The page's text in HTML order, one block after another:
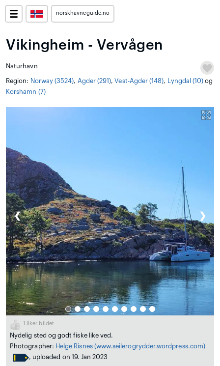
norskhavneguide.no
Vikingheim - Vervågen
Naturhavn
Region: Norway (3524), Agder (291),Vest-Agder (148), Lyngdal (10) og
Korshamn (7)
❮ ❯
1 liker bildet
Nydelig sted og godt fiske like ved.
Photographer: Helge Risnes (www.seilerogrydder.wordpress.com)
, uploaded on 19. Jan 2023